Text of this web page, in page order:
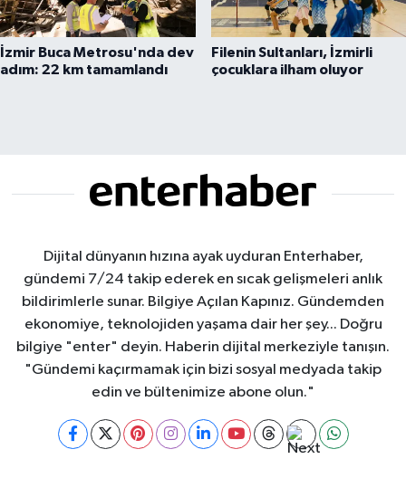
İzmir Buca Metrosu'nda dev
adım: 22 km tamamlandı
Filenin Sultanları, İzmirli
çocuklara ilham oluyor
Dijital dünyanın hızına ayak uyduran Enterhaber,
gündemi 7/24 takip ederek en sıcak gelişmeleri anlık
bildirimlerle sunar. Bilgiye Açılan Kapınız. Gündemden
ekonomiye, teknolojiden yaşama dair her şey... Doğru
bilgiye "enter" deyin. Haberin dijital merkeziyle tanışın.
"Gündemi kaçırmamak için bizi sosyal medyada takip
edin ve bültenimize abone olun."